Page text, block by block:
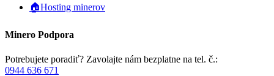
🏠Hosting minerov
Minero Podpora
Potrebujete poradiť? Zavolajte nám bezplatne na tel. č.:
0944 636 671